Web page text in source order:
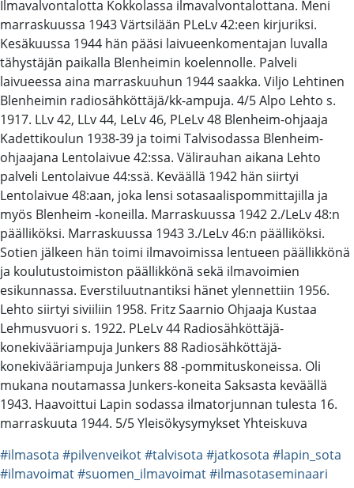
Ilmavalvontalotta Kokkolassa ilmavalvontalottana. Meni
marraskuussa 1943 Värtsilään PLeLv 42:een kirjuriksi.
Kesäkuussa 1944 hän pääsi laivueenkomentajan luvalla
tähystäjän paikalla Blenheimin koelennolle. Palveli
laivueessa aina marraskuuhun 1944 saakka. Viljo Lehtinen
Blenheimin radiosähköttäjä/kk-ampuja. 4/5 Alpo Lehto s.
1917. LLv 42, LLv 44, LeLv 46, PLeLv 48 Blenheim-ohjaaja
Kadettikoulun 1938-39 ja toimi Talvisodassa Blenheim-
ohjaajana Lentolaivue 42:ssa. Välirauhan aikana Lehto
palveli Lentolaivue 44:ssä. Keväällä 1942 hän siirtyi
Lentolaivue 48:aan, joka lensi sotasaalispommittajilla ja
myös Blenheim -koneilla. Marraskuussa 1942 2./LeLv 48:n
päälliköksi. Marraskuussa 1943 3./LeLv 46:n päälliköksi.
Sotien jälkeen hän toimi ilmavoimissa lentueen päällikkönä
ja koulutustoimiston päällikkönä sekä ilmavoimien
esikunnassa. Everstiluutnantiksi hänet ylennettiin 1956.
Lehto siirtyi siviiliin 1958. Fritz Saarnio Ohjaaja Kustaa
Lehmusvuori s. 1922. PLeLv 44 Radiosähköttäjä-
konekivääriampuja Junkers 88 Radiosähköttäjä-
konekivääriampuja Junkers 88 -pommituskoneissa. Oli
mukana noutamassa Junkers-koneita Saksasta keväällä
1943. Haavoittui Lapin sodassa ilmatorjunnan tulesta 16.
marraskuuta 1944. 5/5 Yleisökysymykset Yhteiskuva
#ilmasota #pilvenveikot#talvisota #jatkosota #lapin_sota
#ilmavoimat#suomen_ilmavoimat#ilmasotaseminaari